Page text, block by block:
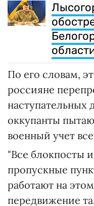
По его словам,
россияне
наступательных
оккупанты
военный учет
"Все блокпосты
пропускные
работают на
передвижение